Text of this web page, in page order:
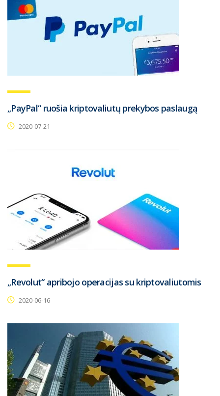
„PayPal“ ruošia kriptovaliutų prekybos paslaugą
2020-07-21
„Revolut“ apribojo operacijas su kriptovaliutomis
2020-06-16